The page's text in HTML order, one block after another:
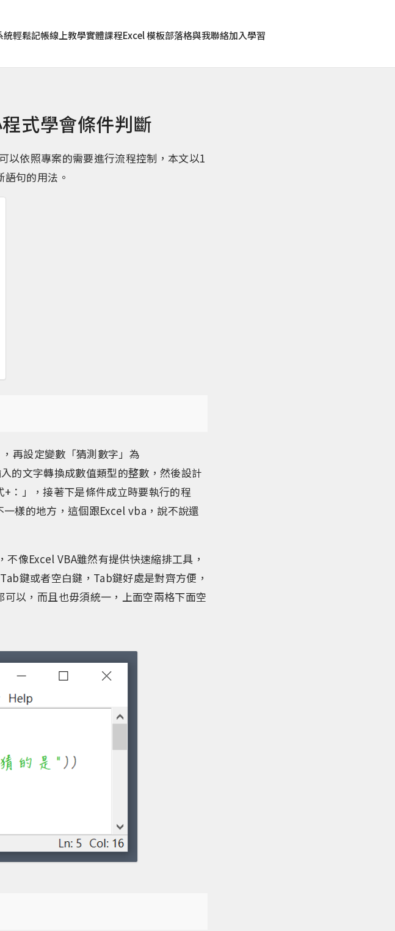
統輕鬆記帳線上教學實體課程Excel 模板部落格與我聯絡加入學習
式學會條件判斷
依照專案的需要進行流程控制，本文以1
句的用法。
再設定變數「猜測數字」為
文字轉換成數值類型的整數，然後設計
：」，接著下是條件成立時要執行的程
樣的地方，這個跟Excel vba，說不說還
像Excel VBA雖然有提供快速縮排工具，
鍵或者空白鍵，Tab鍵好處是對齊方便，
以，而且也毋須統一，上面空兩格下面空